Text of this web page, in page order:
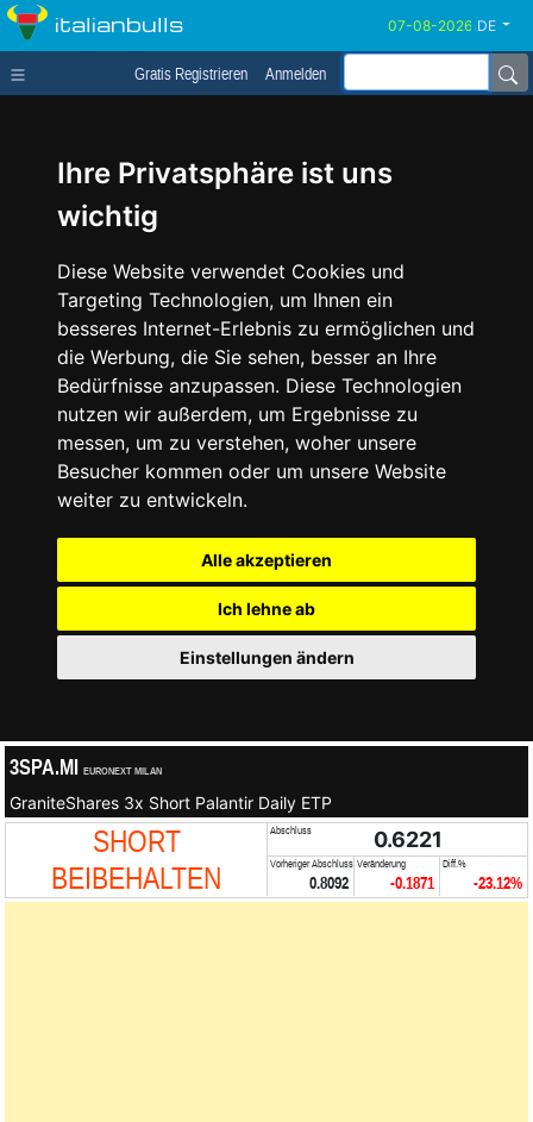
Ihre Privatsphäre ist uns
wichtig
Diese Website verwendet Cookies und
Targeting Technologien, um Ihnen ein
besseres Internet-Erlebnis zu ermöglichen und
die Werbung, die Sie sehen, besser an Ihre
Bedürfnisse anzupassen. Diese Technologien
nutzen wir außerdem, um Ergebnisse zu
messen, um zu verstehen, woher unsere
Besucher kommen oder um unsere Website
weiter zu entwickeln.
Alle akzeptieren
Ich lehne ab
Einstellungen ändern
italianbulls DE
Gratis Registrieren Anmelden
3SPA.MI EURONEXT MILAN
GraniteShares 3x Short Palantir Daily ETP
SHORT
BEIBEHALTEN
Abschluss 0.6221
Vorheriger Abschluss
0.8092
Veränderung
-0.1871
Diff.%
-23.12%